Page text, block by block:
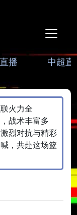
播 中超直
火力全
战术丰富多
烈对抗与精彩
，共赴这场篮